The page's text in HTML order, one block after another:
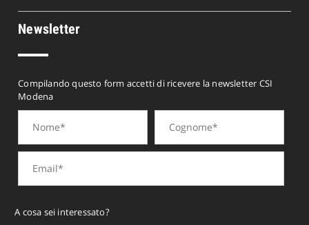
Newsletter
Compilando questo form accetti di ricevere la newsletter CSI
Modena
A cosa sei interessato?